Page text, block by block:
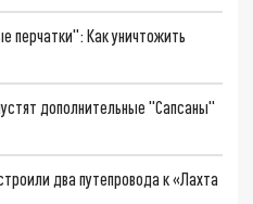
перчатки": Как уничтожить
дополнительные "Сапсаны"
два путепровода к «Лахта